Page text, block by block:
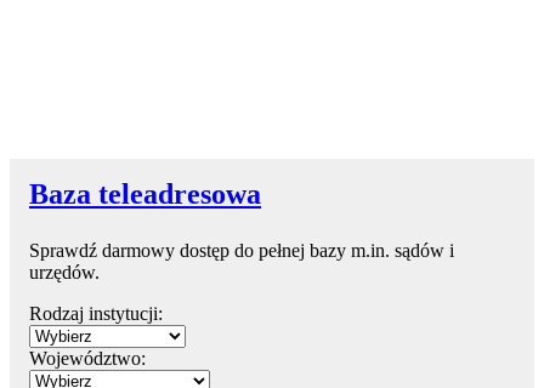
Baza teleadresowa
Sprawdź darmowy dostęp do pełnej bazy m.in. sądów i
urzędów.
Rodzaj instytucji:
Województwo: